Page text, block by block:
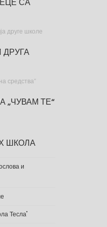
друге школе
средства“
ТЕ“
ШКОЛА
и
Тесла"